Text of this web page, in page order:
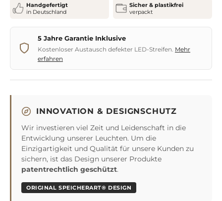
LiquidHandgefertigt
in Deutschland
Sicher & plastikfrei
verpackt
5 Jahre Garantie Inklusive
Kostenloser Austausch defekter LED-Streifen. Mehr
erfahren
INNOVATION & DESIGNSCHUTZ
Wir investieren viel Zeit und Leidenschaft in die
Entwicklung unserer Leuchten. Um die
Einzigartigkeit und Qualität für unsere Kunden zu
sichern, ist das Design unserer Produkte
patentrechtlich geschützt.
ORIGINAL SPEICHERART® DESIGN